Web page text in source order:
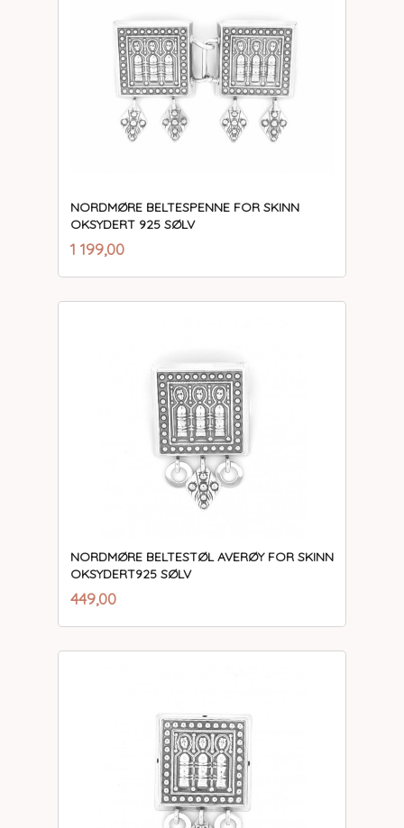
NORDMØRE BELTESPENNE FOR SKINN
OKSYDERT 925 SØLV
Pris
1 199,00mva.
NORDMØRE BELTESTØL AVERØY FOR SKINN
OKSYDERT925 SØLV
Pris
449,00mva.